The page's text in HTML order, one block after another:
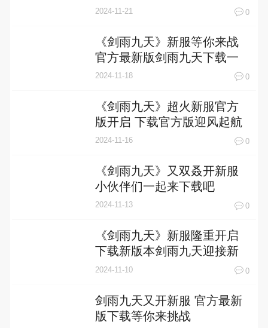
2024-11-21 0
《剑雨九天》新服等你来战
官方最新版剑雨九天下载一
并送上
2024-11-18 0
《剑雨九天》超火新服官方
版开启 下载官方版迎风起航
2024-11-16 0
《剑雨九天》又双叒开新服
小伙伴们一起来下载吧
2024-11-13 0
《剑雨九天》新服隆重开启
下载新版本剑雨九天迎接新
征程
2024-11-10 0
剑雨九天又开新服 官方最新
版下载等你来挑战